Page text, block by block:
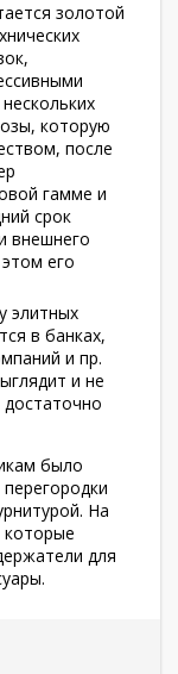
золотой
которую
после
гамме и
срок
внешнего
его
элитных
в банках,
и пр.
и не
достаточно
было
На
которые
для